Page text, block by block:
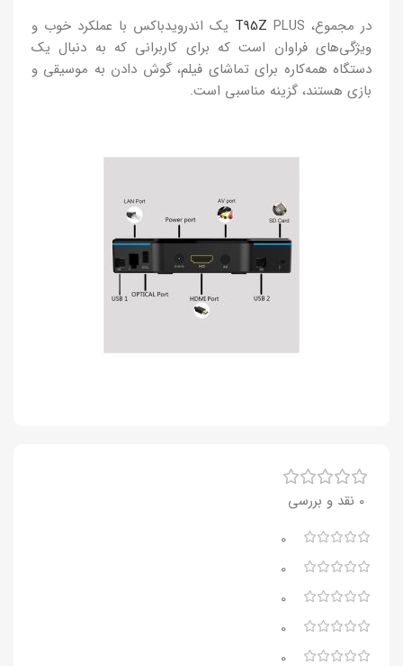
در مجموع، T95Z PLUS یک اندرویدباکس با عملکرد خوب و
ویژگی‌های فراوان است که برای کاربرانی که به دنبال یک
دستگاه همه‌کاره برای تماشای فیلم، گوش دادن به موسیقی و
بازی هستند، گزینه مناسبی است.
0 نقد و بررسی
0
0
0
0
0